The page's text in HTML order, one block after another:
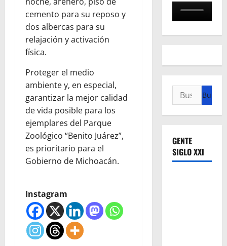
cemento para su reposo y
dos albercas para su
relajación y activación
física.
Proteger el medio
ambiente y, en especial,
garantizar la mejor calidad
de vida posible para los
ejemplares del Parque
Zoológico “Benito Juárez”,
es prioritario para el
Gobierno de Michoacán.
Instagram
Buscar:
GENTE
SIGLO XXI